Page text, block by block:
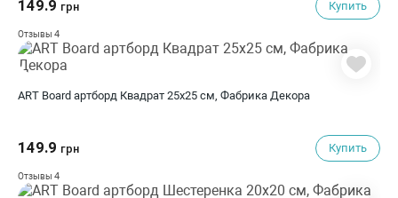
149.9 грн Купить
Отзывы 4
ART Board артборд Квадрат 25х25 см, Фабрика Декора
149.9 грн Купить
Отзывы 4